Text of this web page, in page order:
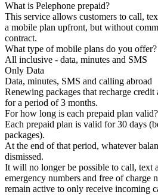
What is Pelephone prepaid?
This service allows customers to call,
a mobile plan upfront, but without
contract.
What type of mobile plans do you offer?
All inclusive - data, minutes and SMS
Only Data
Data, minutes, SMS and calling abroad
Renewing packages that recharge
for a period of 3 months.
For how long is each prepaid plan valid?
Each prepaid plan is valid for 30 days
packages).
At the end of that period, whatever
dismissed.
It will no longer be possible to call, text
emergency numbers and free of charge
remain active to only receive incoming